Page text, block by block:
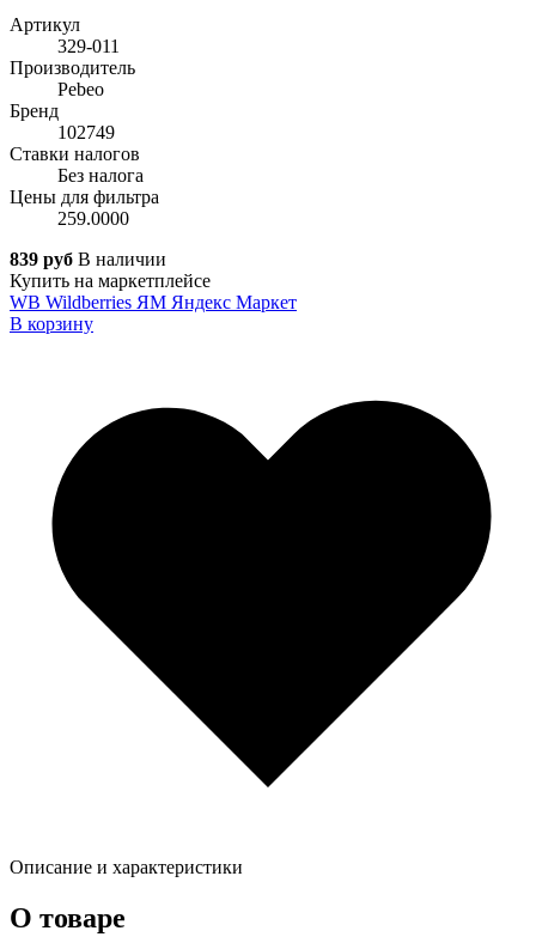
Артикул
329-011
Производитель
Pebeo
Бренд
102749
Ставки налогов
Без налога
Цены для фильтра
259.0000
839 руб В наличии
Купить на маркетплейсе
WB Wildberries ЯМ Яндекс Маркет
В корзину
Описание и характеристики
О товаре